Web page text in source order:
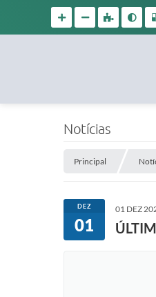
Notícias
Principal
DEZ
01
01 DEZ